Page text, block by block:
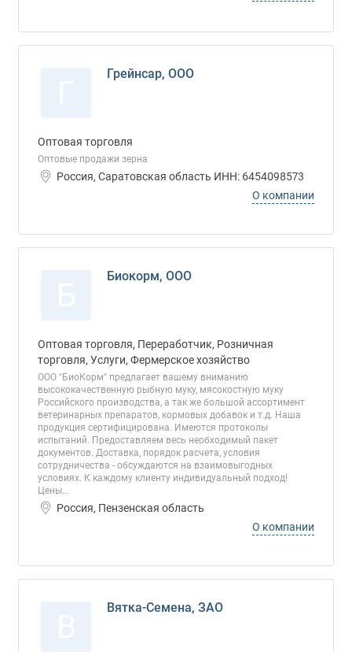
Грейнсар, ООО
Оптовая торговля
Оптовые продажи зерна
Россия, Саратовская область ИНН: 6454098573
О компании
Биокорм, ООО
Оптовая торговля, Переработчик, Розничная
торговля, Услуги, Фермерское хозяйство
ООО "БиоКорм" предлагает вашему вниманию
высококачественную рыбную муку, мясокостную муку
Российского производства, а так же большой ассортимент
ветеринарных препаратов, кормовых добавок и т.д. Наша
продукция сертифицирована. Имеются протоколы
испытаний. Предоставляем весь необходимый пакет
документов. Доставка, порядок расчета, условия
сотрудничества - обсуждаются на взаимовыгодных
условиях. К каждому клиенту индивидуальный подход!
Цены...
Россия, Пензенская область
О компании
Вятка-Семена, ЗАО